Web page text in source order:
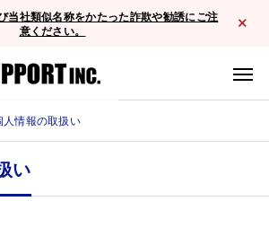
当社類似名称をかたった詐欺や勧誘にご注
意ください。
人情報の取扱い
い